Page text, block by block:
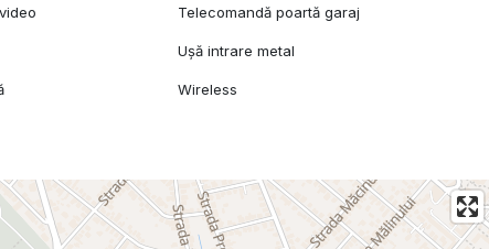
Telecomandă poartă garaj
Ușă intrare metal
Wireless